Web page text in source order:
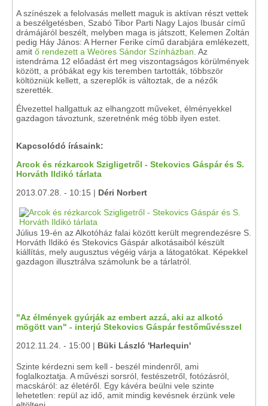
A színészek a felolvasás mellett maguk is aktívan részt vettek
a beszélgetésben, Szabó Tibor Parti Nagy Lajos Ibusár című
drámájáról beszélt, melyben maga is játszott, Kelemen Zoltán
pedig Háy János: A Herner Ferike című darabjára emlékezett,
amit ő rendezett a Weöres Sándor Színházban . Az
istendráma 12 előadást ért meg viszontagságos körülmények
között, a próbákat egy kis teremben tartották, többször
költözniük kellett, a szereplők is változtak, de a nézők
szerették.
Élvezettel hallgattuk az elhangzott műveket, élményekkel
gazdagon távoztunk, szeretnénk még több ilyen estet.
Kapcsolódó írásaink:
Arcok és rézkarcok Szigligetről - Stekovics Gáspár és S.
Horváth Ildikó tárlata
2013.07.28. - 10:15 | Déri Norbert
Július 19-én az Alkotóház falai között került megrendezésre S.
Horváth Ildikó és Stekovics Gáspár alkotásaiból készült
kiállítás, mely augusztus végéig várja a látogatókat. Képekkel
gazdagon illusztrálva számolunk be a tárlatról.
"Az élmények gyúrják az embert azzá, aki az alkotó
mögött van" - interjú Stekovics Gáspár festőművésszel
2012.11.24. - 15:00 | Büki László 'Harlequin'
Szinte kérdezni sem kell - beszél mindenről, ami
foglalkoztatja. A művészi sorsról, festészetről, fotózásról,
macskáról: az életéről. Egy kávéra beülni vele szinte
lehetetlen: repül az idő, amit mindig kevésnek érzünk vele